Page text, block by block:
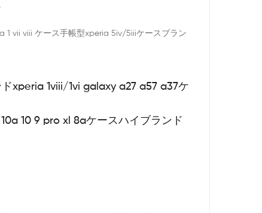
1 vii viii ケース手帳型xperia 5iv/5iiiケースブラン
xperia 1viii/1vi galaxy a27 a57 a37ケ
10 9 pro xl 8aケースハイブランド